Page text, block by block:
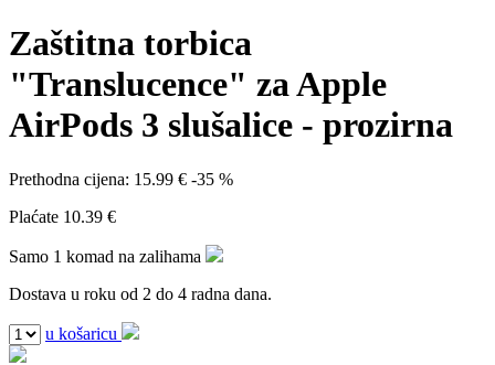
Zaštitna torbica
"Translucence" za Apple
AirPods 3 slušalice - prozirna
Prethodna cijena: 15.99 € -35 %
Plaćate 10.39 €
Samo 1 komad na zalihama
Dostava u roku od 2 do 4 radna dana.
u košaricu